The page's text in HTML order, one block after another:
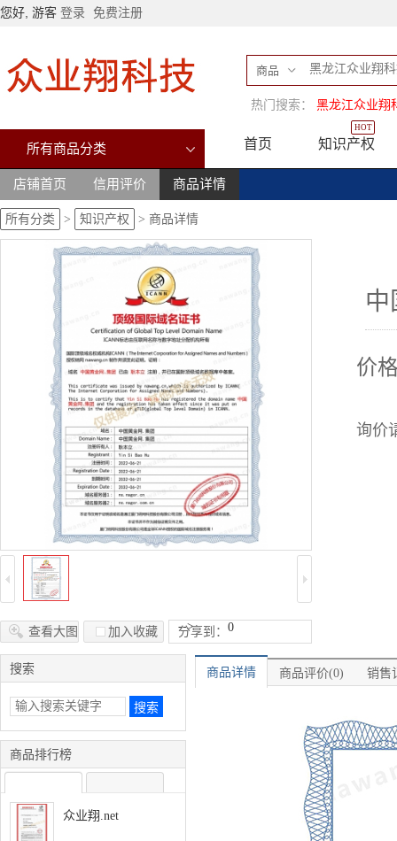
您好, 游客 登录 免费注册
商品
热门搜索： 黑龙江众业翔
所有商品分类 首页 知识产权
HOT
店铺首页 信用评价 商品详情
所有分类 > 知识产权 > 商品详情
查看大图 加入收藏 分享到： 0
-->
中
价
询价
搜索
商品排行榜
众业翔.net
商品详情 商品评价(0) 销售